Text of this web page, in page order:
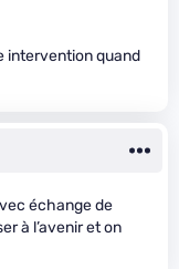
intervention quand
échange de
à l’avenir et on